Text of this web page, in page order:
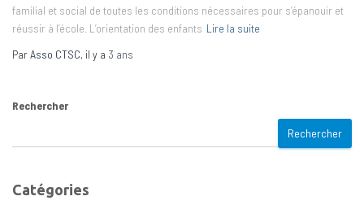
familial et social de toutes les conditions nécessaires pour s’épanouir et
réussir à l’école. L’orientation des enfants Lire la suite
ParAsso CTSC, il y a 3 ans
Rechercher
Rechercher
Catégories